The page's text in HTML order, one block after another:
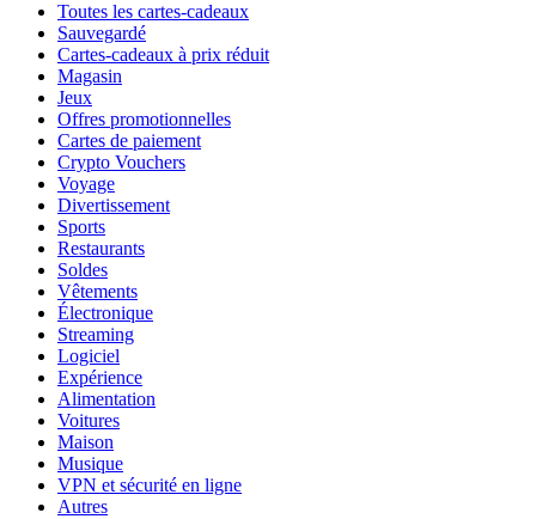
Toutes les cartes-cadeaux
Sauvegardé
Cartes-cadeaux à prix réduit
Magasin
Jeux
Offres promotionnelles
Cartes de paiement
Crypto Vouchers
Voyage
Divertissement
Sports
Restaurants
Soldes
Vêtements
Électronique
Streaming
Logiciel
Expérience
Alimentation
Voitures
Maison
Musique
VPN et sécurité en ligne
Autres